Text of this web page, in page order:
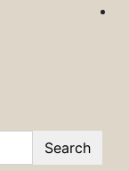
Search